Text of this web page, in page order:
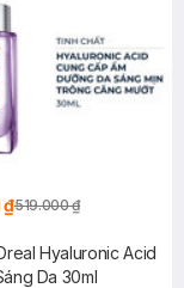
₫519.000 ₫
Hyaluronic Acid
Da 30ml